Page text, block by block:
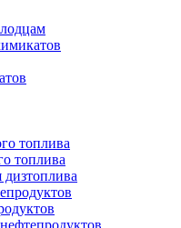
топлива
топлива
дизтоплива